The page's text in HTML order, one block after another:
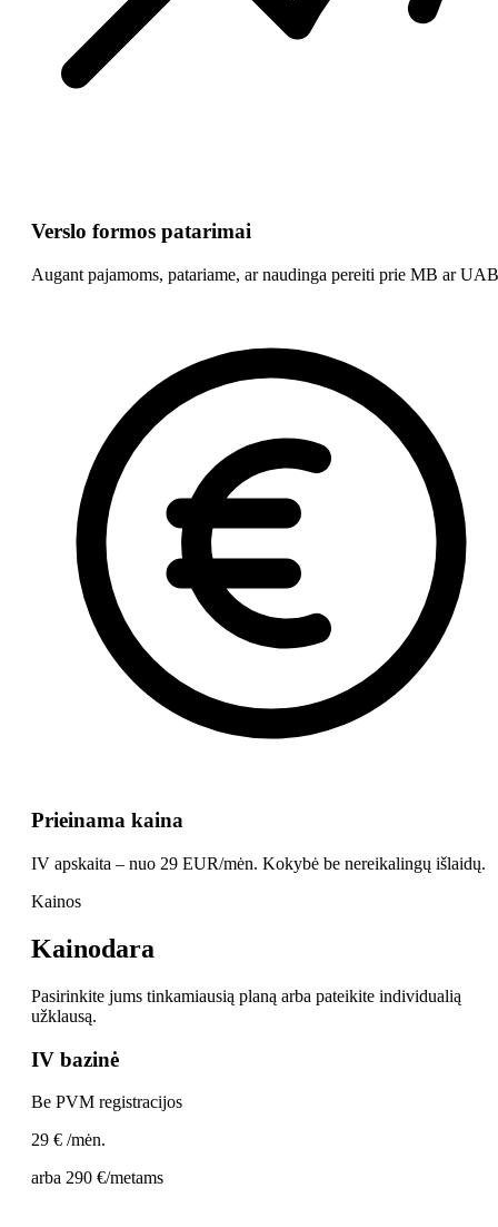
Verslo formos patarimai
Augant pajamoms, patariame, ar naudinga pereiti prie MB ar
Prieinama kaina
IV apskaita – nuo 29 EUR/mėn. Kokybė be nereikalingų išlaidų.
Kainos
Kainodara
Pasirinkite jums tinkamiausią planą arba pateikite individualią
užklausą.
IV bazinė
Be PVM registracijos
29 € /mėn.
arba 290 €/metams